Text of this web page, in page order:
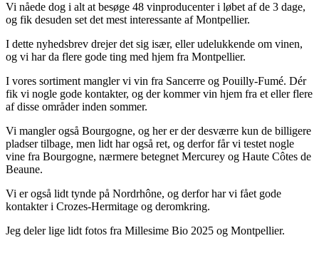
Vi nåede dog i alt at besøge 48 vinproducenter i løbet af de 3 dage,
og fik desuden set det mest interessante af Montpellier.
I dette nyhedsbrev drejer det sig især, eller udelukkende om vinen,
og vi har da flere gode ting med hjem fra Montpellier.
I vores sortiment mangler vi vin fra Sancerre og Pouilly-Fumé. Dér
fik vi nogle gode kontakter, og der kommer vin hjem fra et eller flere
af disse områder inden sommer.
Vi mangler også Bourgogne, og her er der desværre kun de billigere
pladser tilbage, men lidt har også ret, og derfor får vi testet nogle
vine fra Bourgogne, nærmere betegnet Mercurey og Haute Côtes de
Beaune.
Vi er også lidt tynde på Nordrhône, og derfor har vi fået gode
kontakter i Crozes-Hermitage og deromkring.
Jeg deler lige lidt fotos fra Millesime Bio 2025 og Montpellier.